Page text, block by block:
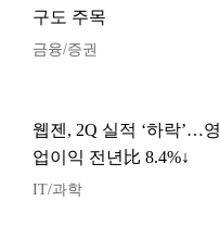
구도 주목
금융/증권
웹젠, 2Q 실적 ‘하락’…영
업이익 전년比 8.4%↓
IT/과학